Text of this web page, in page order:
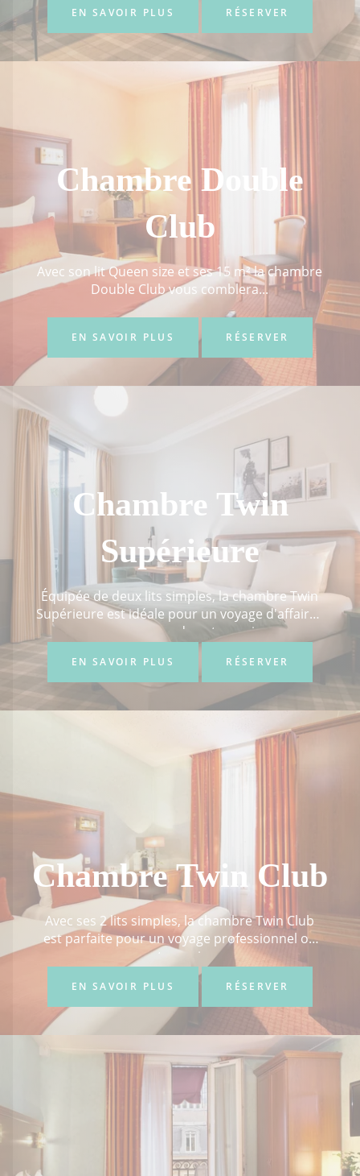
EN SAVOIR PLUS RÉSERVER
Chambre Double
Club
Avec son lit Queen size et ses 15 m² la chambre
Double Club vous comblera...
EN SAVOIR PLUS RÉSERVER
Chambre Twin
Supérieure
Équipée de deux lits simples, la chambre Twin
Supérieure est idéale pour un voyage d'affaires
ou une escapade entre amis...
EN SAVOIR PLUS RÉSERVER
Chambre Twin Club
Avec ses 2 lits simples, la chambre Twin Club
est parfaite pour un voyage professionnel ou
entre amis...
EN SAVOIR PLUS RÉSERVER